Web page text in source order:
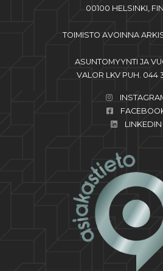
00100 HELSINKI,
TOIMISTO AVOINNA
ASUNTOMYYNTI JA
VALOR LKV PUH. 044
LINKEDIN